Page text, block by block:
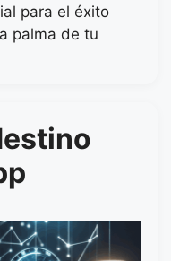
para el éxito
palma de tu